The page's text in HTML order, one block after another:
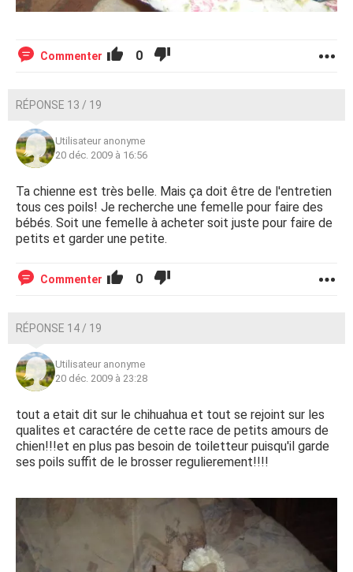
Commenter 0
RÉPONSE 13 / 19
Utilisateur anonyme
20 déc. 2009 à 16:56
Ta chienne est très belle. Mais ça doit être de l'entretien
tous ces poils! Je recherche une femelle pour faire des
bébés. Soit une femelle à acheter soit juste pour faire de
petits et garder une petite.
Commenter 0
RÉPONSE 14 / 19
Utilisateur anonyme
20 déc. 2009 à 23:28
tout a etait dit sur le chihuahua et tout se rejoint sur les
qualites et caractére de cette race de petits amours de
chien!!!et en plus pas besoin de toiletteur puisqu'il garde
ses poils suffit de le brosser regulierement!!!!